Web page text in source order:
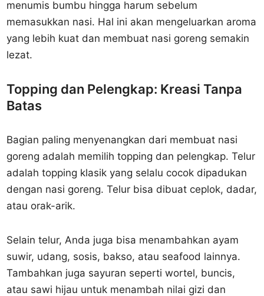
menumis bumbu hingga harum sebelum
memasukkan nasi. Hal ini akan mengeluarkan aroma
yang lebih kuat dan membuat nasi goreng semakin
lezat.
Topping dan Pelengkap: Kreasi Tanpa
Batas
Bagian paling menyenangkan dari membuat nasi
goreng adalah memilih topping dan pelengkap. Telur
adalah topping klasik yang selalu cocok dipadukan
dengan nasi goreng. Telur bisa dibuat ceplok, dadar,
atau orak-arik.
Selain telur, Anda juga bisa menambahkan ayam
suwir, udang, sosis, bakso, atau seafood lainnya.
Tambahkan juga sayuran seperti wortel, buncis,
atau sawi hijau untuk menambah nilai gizi dan